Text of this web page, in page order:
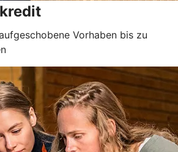
Vorhaben bis zu